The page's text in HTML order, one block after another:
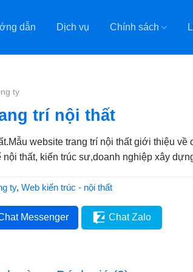
dẫn Dịch vụ Chính sách
ty
trí nội thất
website trang trí nội thất giới thiệu về
thất, kiến trúc sư,doanh nghiệp xây
ty, Web kiến trúc - nội thất
Messenger Chat Zalo